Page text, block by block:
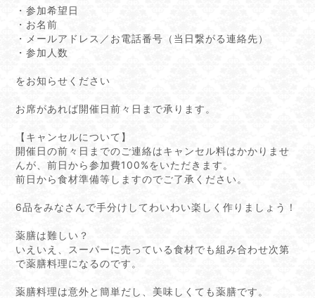
・参加希望日
・お名前
・メールアドレス／お電話番号（当日繋がる連絡先）
・参加人数
をお知らせください
お席があれば開催日前々日まで承ります。
【キャンセルについて】
開催日の前々日までのご連絡はキャンセル料はかかりませ
んが、前日から参加費100%をいただきます。
前日から食材準備等しますのでご了承ください。
6品をみなさんで手分けしてわいわい楽しく作りましょう！
薬膳は難しい？
いえいえ、スーパーに売っている食材でも組み合わせ次第
で薬膳料理になるのです。
薬膳料理は意外と簡単だし、美味しくても薬膳です。